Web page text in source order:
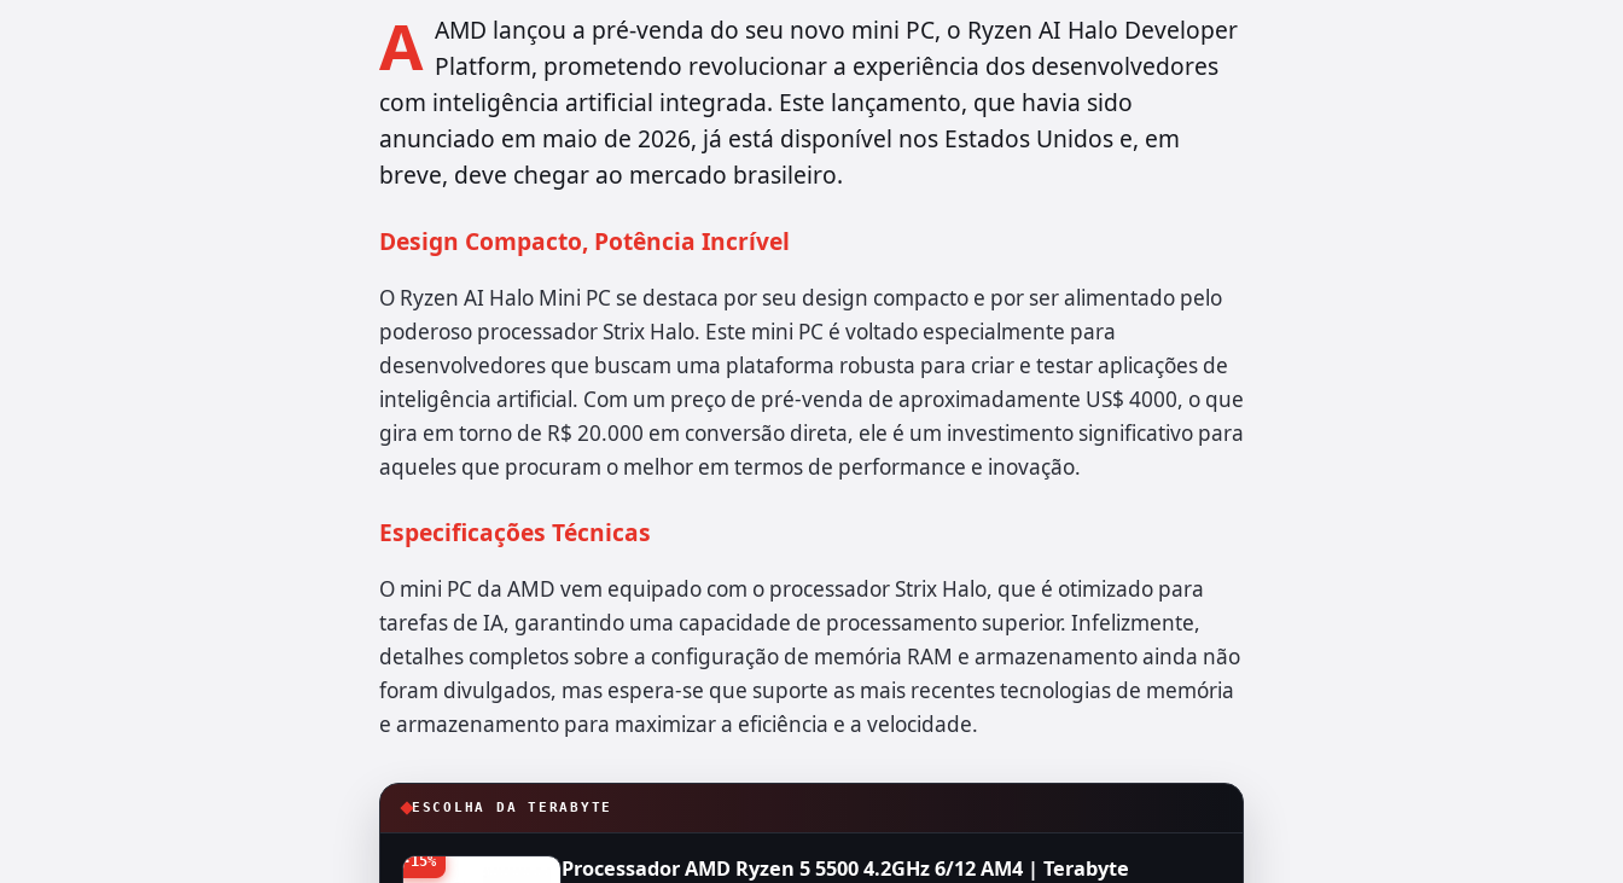
A AMD lançou a pré-venda do seu novo mini PC, o Ryzen AI Halo Developer
Platform, prometendo revolucionar a experiência dos desenvolvedores
com inteligência artificial integrada. Este lançamento, que havia sido
anunciado em maio de 2026, já está disponível nos Estados Unidos e, em
breve, deve chegar ao mercado brasileiro.
Design Compacto, Potência Incrível
O Ryzen AI Halo Mini PC se destaca por seu design compacto e por ser alimentado pelo
poderoso processador Strix Halo. Este mini PC é voltado especialmente para
desenvolvedores que buscam uma plataforma robusta para criar e testar aplicações de
inteligência artificial. Com um preço de pré-venda de aproximadamente US$ 4000, o que
gira em torno de R$ 20.000 em conversão direta, ele é um investimento significativo para
aqueles que procuram o melhor em termos de performance e inovação.
Especificações Técnicas
O mini PC da AMD vem equipado com o processador Strix Halo, que é otimizado para
tarefas de IA, garantindo uma capacidade de processamento superior. Infelizmente,
detalhes completos sobre a configuração de memória RAM e armazenamento ainda não
foram divulgados, mas espera-se que suporte as mais recentes tecnologias de memória
e armazenamento para maximizar a eficiência e a velocidade.
ESCOLHA DA TERABYTE
-15% Processador AMD Ryzen 5 5500 4.2GHz 6/12 AM4 | Terabyte